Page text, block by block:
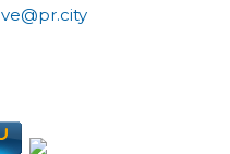
ve@pr.city